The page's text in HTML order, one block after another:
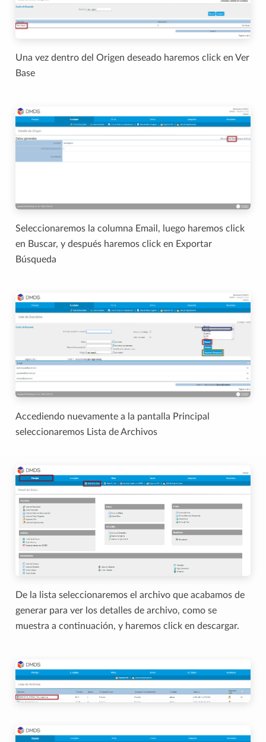
Una vez dentro del Origen deseado haremos click en Ver
Base
Seleccionaremos la columna Email, luego haremos click
en Buscar, y después haremos click en Exportar
Búsqueda
Accediendo nuevamente a la pantalla Principal
seleccionaremos Lista de Archivos
De la lista seleccionaremos el archivo que acabamos de
generar para ver los detalles de archivo, como se
muestra a continuación, y haremos click en descargar.